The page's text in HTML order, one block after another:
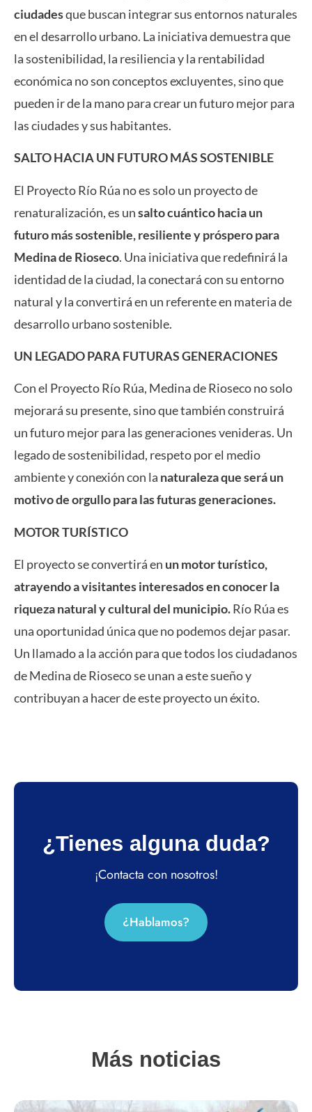
ciudadesque buscan integrar sus entornos naturales
en el desarrollo urbano. La iniciativa demuestra que
la sostenibilidad, la resiliencia y la rentabilidad
económica no son conceptos excluyentes, sino que
pueden ir de la mano para crear un futuro mejor para
las ciudades y sus habitantes.
SALTO HACIA UN FUTURO MÁS SOSTENIBLE
El Proyecto Río Rúa no es solo un proyecto de
renaturalización, es unsalto cuántico hacia un
futuro más sostenible, resiliente y próspero para
Medina de Rioseco. Una iniciativa que redefinirá la
identidad de la ciudad, la conectará con su entorno
natural y la convertirá en un referente en materia de
desarrollo urbano sostenible.
UN LEGADO PARA FUTURAS GENERACIONES
Con el Proyecto Río Rúa, Medina de Rioseco no solo
mejorará su presente, sino que también construirá
un futuro mejor para las generaciones venideras. Un
legado de sostenibilidad, respeto por el medio
ambiente y conexión con la naturaleza que será un
motivo de orgullo para las futuras generaciones.
MOTOR TURÍSTICO
El proyecto se convertirá en un motor turístico,
atrayendo a visitantes interesados en conocer la
riqueza natural y cultural del municipio.Río Rúa es
una oportunidad única que no podemos dejar pasar.
Un llamado a la acción para que todos los ciudadanos
de Medina de Rioseco se unan a este sueño y
contribuyan a hacer de este proyecto un éxito.
¿Tienes alguna duda?
¡Contacta con nosotros!
¿Hablamos?
Más noticias